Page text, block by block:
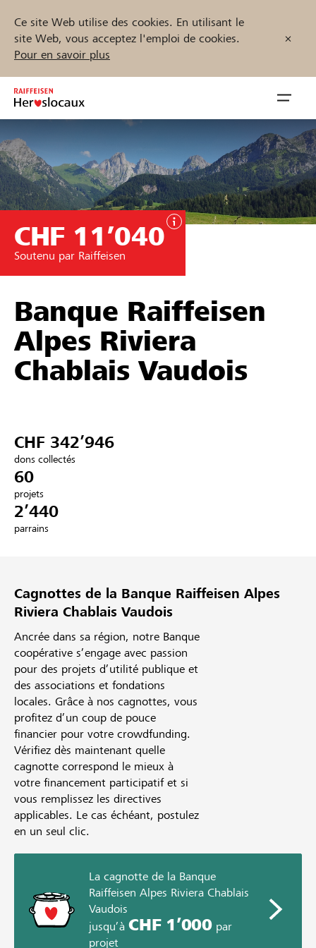
Ce site Web utilise des cookies. En utilisant le
site Web, vous acceptez l'emploi de cookies.
Pour en savoir plus
Inhalt
springen
öffnen
Parrainer
Soutien & assistance
Partenaires / Banques Raiffeisen
S'inscrire
Trouvez des projets et des organisations
Démarrez maintenant
DE FR
CHF 11’040
Soutenu par Raiffeisen
Banque Raiffeisen
Alpes Riviera
Chablais Vaudois
CHF 342’946
dons collectés
60
projets
2’440
parrains
Cagnottes de la Banque Raiffeisen Alpes
Riviera Chablais Vaudois
Ancrée dans sa région, notre Banque
coopérative s’engage avec passion
pour des projets d’utilité publique et
des associations et fondations
locales. Grâce à nos cagnottes, vous
profitez d’un coup de pouce
financier pour votre crowdfunding.
Vérifiez dès maintenant quelle
cagnotte correspond le mieux à
votre financement participatif et si
vous remplissez les directives
applicables. Le cas échéant, postulez
en un seul clic.
La cagnotte de la Banque
Raiffeisen Alpes Riviera Chablais
Vaudois
jusqu’à CHF 1’000par
projet